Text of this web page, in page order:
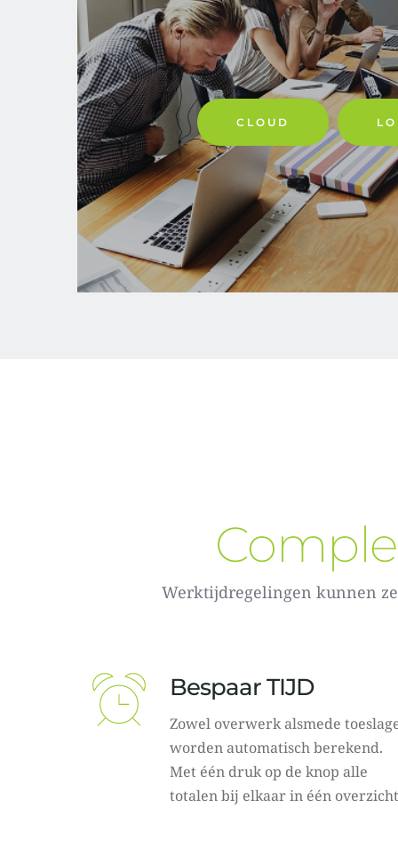
CLOUD
Werktijdregelingen kunnen
Bespaar TIJD
Zowel overwerk alsmede
worden automatisch berekend.
Met één druk op de knop alle
totalen bij elkaar in één